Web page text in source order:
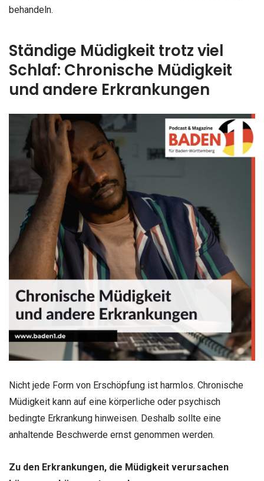
behandeln.
Ständige Müdigkeit trotz viel
Schlaf: Chronische Müdigkeit
und andere Erkrankungen
Nicht jede Form von Erschöpfung ist harmlos. Chronische
Müdigkeit kann auf eine körperliche oder psychisch
bedingte Erkrankung hinweisen. Deshalb sollte eine
anhaltende Beschwerde ernst genommen werden.
Zu den Erkrankungen, die Müdigkeit verursachen